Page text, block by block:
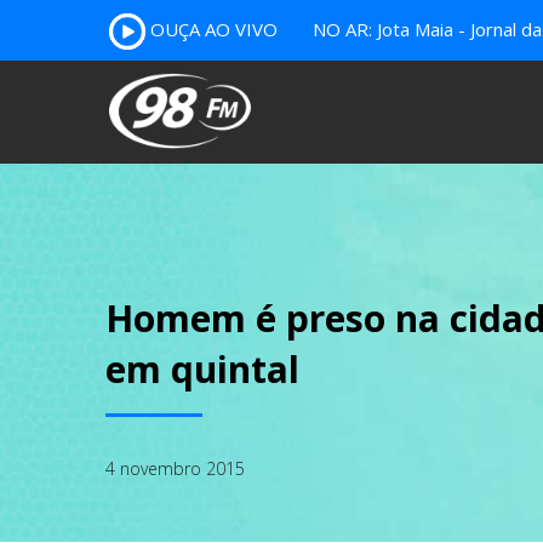
OUÇA AO VIVO NO AR: Jota Maia - Jornal
Homem é preso na
em quintal
4 novembro 2015